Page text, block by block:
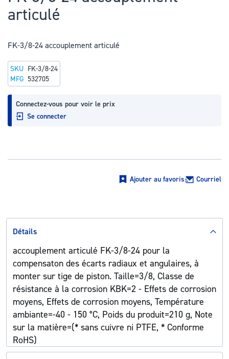
début
la
d’images
articulé
FK-3/8-24 accouplement articulé
Connectez-vous pour voir le prix
Se connecter
SKU FK-3/8-24
MFG 532705
Ajouter au favoris Courriel
Détails
accouplement articulé FK-3/8-24 pour la
compensaton des écarts radiaux et angulaires, à
monter sur tige de piston. Taille=3/8, Classe de
résistance à la corrosion KBK=2 - Effets de corrosion
moyens, Effets de corrosion moyens, Température
ambiante=-40 - 150 °C, Poids du produit=210 g, Note
sur la matière=(* sans cuivre ni PTFE, * Conforme
RoHS)